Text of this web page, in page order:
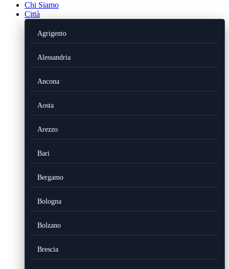
Chi Siamo
Città
Agrigento
Alessandria
Ancona
Aosta
Arezzo
Bari
Bergamo
Bologna
Bolzano
Brescia